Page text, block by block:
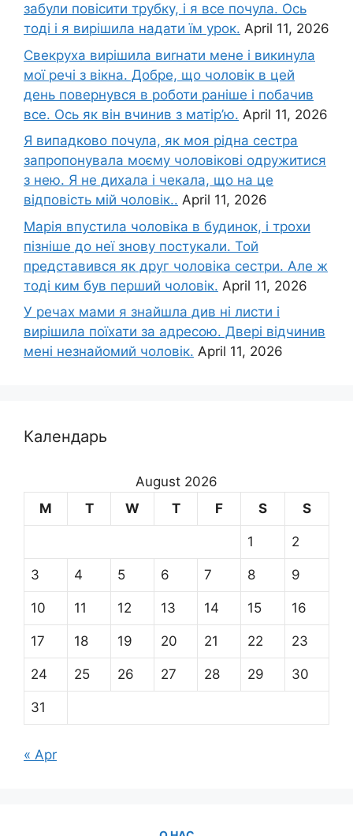
забули повісити трубку, і я все почула. Ось
тоді і я вирішила надати їм урок. April 11, 2026
Свекруха вирішила виrнати мене і викинула
мої речі з вікна. Добре, що чоловік в цей
день повернувся в роботи раніше і побачив
все. Ось як він вчинив з матір’ю. April 11, 2026
Я випадково почула, як моя рідна сестра
запропонувала моєму чоловікові одружитися
з нею. Я не дихала і чекала, що на це
відповість мій чоловік.. April 11, 2026
Марія впустила чоловіка в будинок, і трохи
пізніше до неї знову постукали. Той
представився як друг чоловіка сестри. Але ж
тоді ким був перший чоловік. April 11, 2026
У речах мами я знайшла див ні листи і
вирішила поїхати за адресою. Двері відчинив
мені незнайомий чоловік. April 11, 2026
Календарь
August 2026
M
T W T F S S
1 2
3 4 5 6 7 8 9
10 11 12 13 14 15 16
17 18 19 20 21 22 23
24 25 26 27 28 29 30
31
« Apr